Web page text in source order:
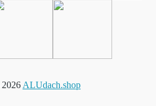
2026 ALUdach.shop